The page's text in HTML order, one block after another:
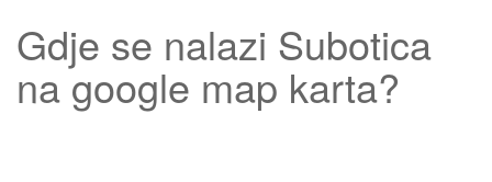
Gdje se nalazi Subotica
na google map karta?